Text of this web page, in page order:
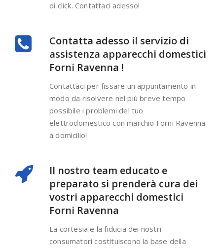
di click. Contattaci adesso!
Contatta adesso il servizio di
assistenza apparecchi domestici
Forni Ravenna !
Contattaci per fissare un appuntamento in
modo da risolvere nel più breve tempo
possibile i problemi del tuo
elettrodomestico con marchio Forni Ravenna
a domicilio!
Il nostro team educato e
preparato si prenderà cura dei
vostri apparecchi domestici
Forni Ravenna
La cortesia e la fiducia dei nostri
consumatori costituiscono la base della